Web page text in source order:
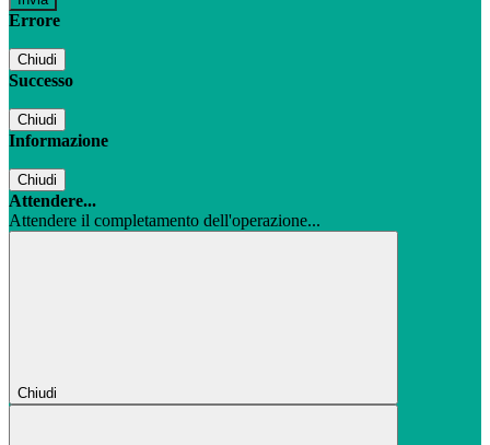
Errore
Chiudi
Successo
Chiudi
Informazione
Chiudi
Attendere...
Attendere il completamento dell'operazione...
Chiudi